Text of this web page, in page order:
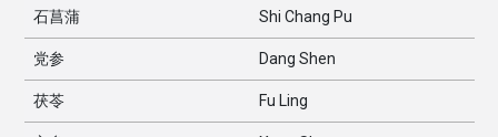
石菖蒲 Shi Chang Pu
党参 Dang Shen
茯苓 Fu Ling